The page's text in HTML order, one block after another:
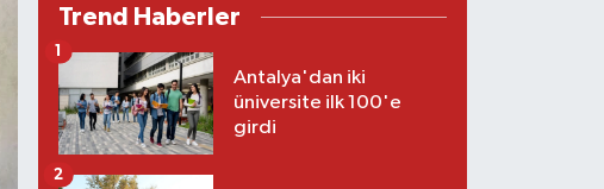
Trend Haberler
Antalya'dan iki
üniversite ilk 100'e
girdi
1
2